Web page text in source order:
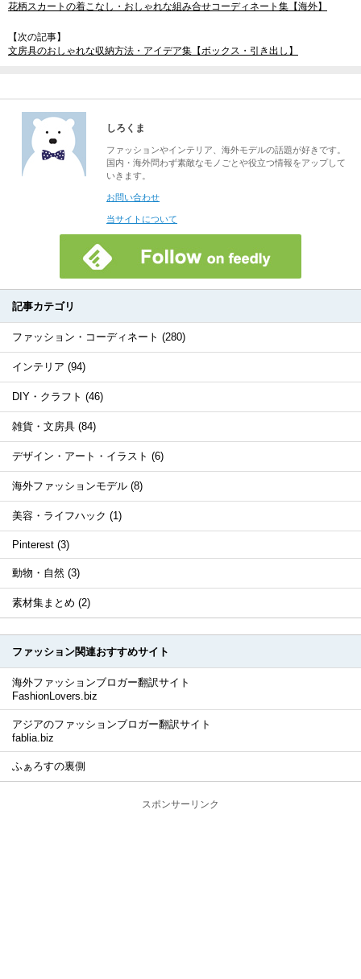
花柄スカートの着こなし・おしゃれな組み合せコーディネート集【海外】
【次の記事】
文房具のおしゃれな収納方法・アイデア集【ボックス・引き出し】
しろくま
ファッションやインテリア、海外モデルの話題が好きです。
国内・海外問わず素敵なモノごとや役立つ情報をアップして
いきます。
お問い合わせ
当サイトについて
記事カテゴリ
ファッション・コーディネート (280)
インテリア (94)
DIY・クラフト (46)
雑貨・文房具 (84)
デザイン・アート・イラスト (6)
海外ファッションモデル (8)
美容・ライフハック (1)
Pinterest (3)
動物・自然 (3)
素材集まとめ (2)
ファッション関連おすすめサイト
海外ファッションブロガー翻訳サイト
FashionLovers.biz
アジアのファッションブロガー翻訳サイト
fablia.biz
ふぁろすの裏側
スポンサーリンク